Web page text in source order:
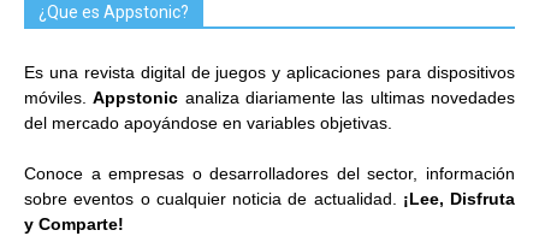
¿Que es Appstonic?
Es una revista digital de juegos y aplicaciones para dispositivos
móviles.Appstonic analiza diariamente las ultimas novedades
del mercado apoyándose en variables objetivas.
Conoce a empresas o desarrolladores del sector, información
sobre eventos o cualquier noticia de actualidad. ¡Lee, Disfruta
y Comparte!